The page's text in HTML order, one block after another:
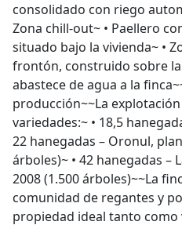
consolidado con riego
Zona chill-out~ • Paellero
situado bajo la vivienda~ •
frontón, construido sobre
abastece de agua a la
producción~~La
variedades:~ • 18,5
22 hanegadas – Oronul,
árboles)~ • 42 hanegadas –
2008 (1.500 árboles)~~La
comunidad de regantes y
propiedad ideal tanto